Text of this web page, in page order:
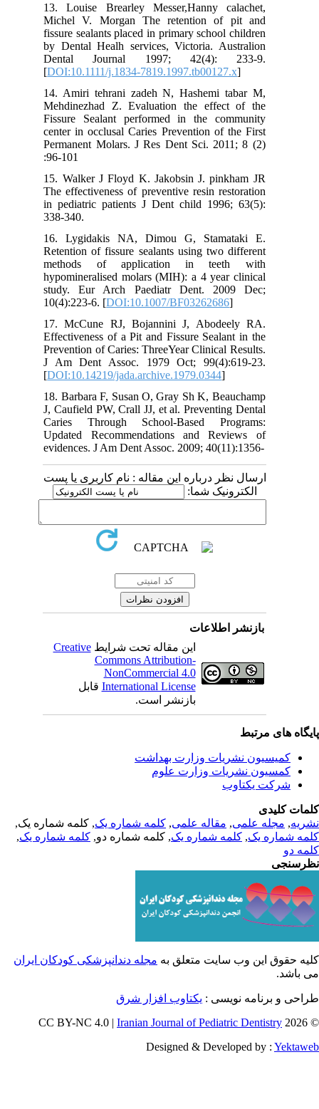
13. Louise Brearley Messer,Hanny calachet,
Michel V. Morgan The retention of pit and
fissure sealants placed in primary school children
by Dental Healh services, Victoria. Australion
Dental Journal 1997; 42(4): 233-9.
[DOI:10.1111/j.1834-7819.1997.tb00127.x
14. Amiri tehrani zadeh N, Hashemi tabar M,
Mehdinezhad Z. Evaluation the effect of the
Fissure Sealant performed in the community
center in occlusal Caries Prevention of the First
Permanent Molars. J Res Dent Sci. 2011; 8 (2)
:96-101
15. Walker J Floyd K. Jakobsin J. pinkham JR
The effectiveness of preventive resin restoration
in pediatric patients J Dent child 1996; 63(5):
338-340.
16. Lygidakis NA, Dimou G, Stamataki E.
Retention of fissure sealants using two different
methods of application in teeth with
hypomineralised molars (MIH): a 4 year clinical
study. Eur Arch Paediatr Dent. 2009 Dec;
10(4):223-6. [DOI:10.1007/BF03262686
17. McCune RJ, Bojannini J, Abodeely RA.
Effectiveness of a Pit and Fissure Sealant in the
Prevention of Caries: ThreeYear Clinical Results.
J Am Dent Assoc. 1979 Oct; 99(4):619-23.
[DOI:10.14219/jada.archive.1979.0344
18. Barbara F, Susan O, Gray Sh K, Beauchamp
J, Caufield PW, Crall JJ, et al. Preventing Dental
Caries Through School-Based Programs:
Updated Recommendations and Reviews of
evidences. J Am Dent Assoc. 2009; 40(11):1356-
ارسال نظر درباره این مقاله : نام کاربری یا پست
الکترونیک شما:
بازنشر اطلاعات
این مقاله تحت شرایطCreative
Commons Attribution-
NonCommercial 4.0
International Licenseقابل
بازنشر است.
های مرتبط
کمیسیون نشریات وزارت بهداشت
کمسیون نشریات وزارت علوم
شرکت یکتاوب
کلیدی
,مجله علمی, مقاله علمی, کلمه شماره یک, کلمه شماره یک,
شماره یک,کلمه شماره یک, کلمه شماره دو,کلمه شماره یک,
دو
حقوق این وب سایت متعلق بهمجله دندانپزشکی کودکان ایران
باشد.
و برنامه نویسی : یکتاوب افزار شرق
©
Iranian Journal of Pediatric Dentistry
Designed & Developed by :